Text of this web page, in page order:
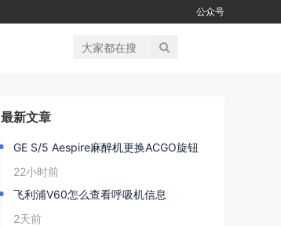
公众号
最新文章
GE S/5 Aespire麻醉机更换ACGO旋钮
22小时前
飞利浦V60怎么查看呼吸机信息
2天前